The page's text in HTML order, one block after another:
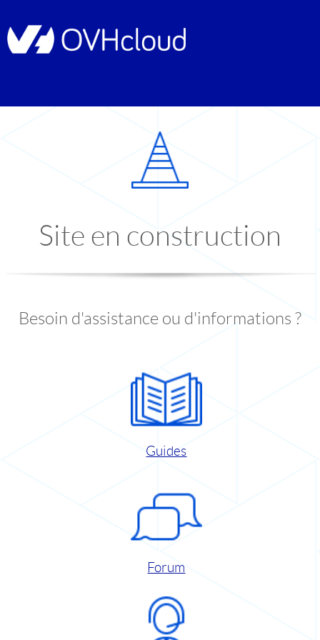
Site en construction
Besoin d'assistance ou d'informations ?
Guides
Forum